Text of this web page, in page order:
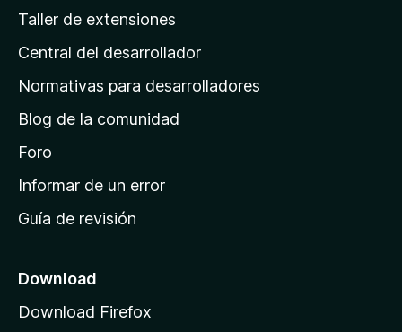
n
a
e
i
n
c
o
e
Taller de extensiones
Central del desarrollador
Normativas para desarrolladores
Blog de la comunidad
Foro
Informar de un error
Guía de revisión
Download
Download Firefox